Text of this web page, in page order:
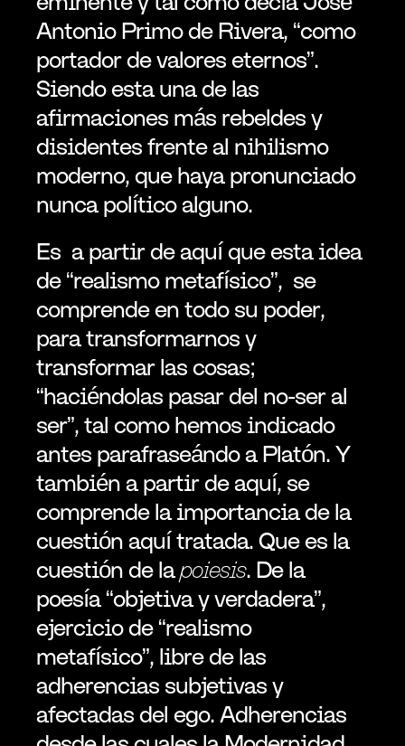
Antonio Primo de Rivera, “como
portador de valores eternos”.
Siendo esta una de las
afirmaciones más rebeldes y
disidentes frente al nihilismo
moderno, que haya pronunciado
nunca político alguno.
Es  a partir de aquí que esta idea
de “realismo metafísico”,  se
comprende en todo su poder,
para transformarnos y
transformar las cosas;
“haciéndolas pasar del no-ser al
ser”, tal como hemos indicado
antes parafraseándo a Platón. Y
también a partir de aquí, se
comprende la importancia de la
cuestión aquí tratada. Que es la
cuestión de la poiesis. De la
poesía “objetiva y verdadera”,
ejercicio de “realismo
metafísico”, libre de las
adherencias subjetivas y
afectadas del ego. Adherencias